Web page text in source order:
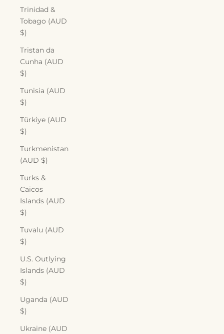
Trinidad &
Tobago (AUD
$)
Tristan da
Cunha (AUD
$)
Tunisia (AUD
$)
Türkiye (AUD
$)
Turkmenistan
(AUD $)
Turks &
Caicos
Islands (AUD
$)
Tuvalu (AUD
$)
U.S. Outlying
Islands (AUD
$)
Uganda (AUD
$)
Ukraine (AUD